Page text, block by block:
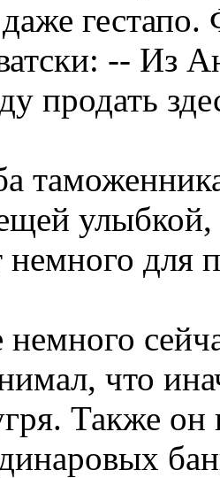
-- Из
продать
для
немного
что
Также он